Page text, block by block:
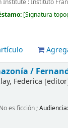
Institute : Instituto
Signatura
/
Federica
No es ficción ; Audiencia: